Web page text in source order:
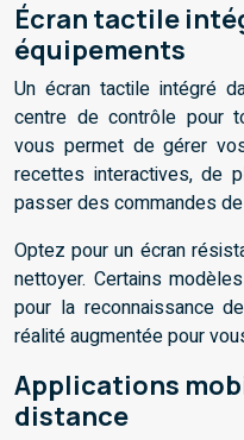
Écran tactile
équipements
Un écran tactile intégré
centre de contrôle pour
vous permet de gérer
recettes interactives, de
passer des commandes
Optez pour un écran
nettoyer. Certains
pour la reconnaissance
réalité augmentée pour
Applications
distance